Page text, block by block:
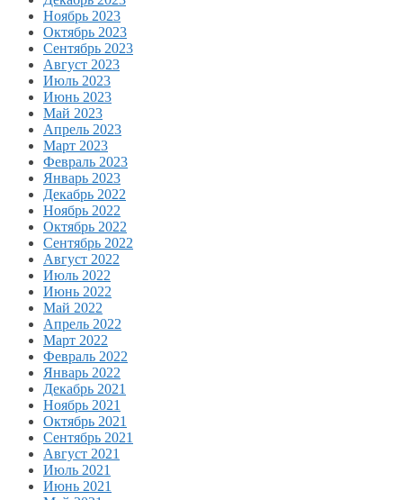
Ноябрь 2023
Октябрь 2023
Сентябрь 2023
Август 2023
Июль 2023
Июнь 2023
Май 2023
Апрель 2023
Март 2023
Февраль 2023
Январь 2023
Декабрь 2022
Ноябрь 2022
Октябрь 2022
Сентябрь 2022
Август 2022
Июль 2022
Июнь 2022
Май 2022
Апрель 2022
Март 2022
Февраль 2022
Январь 2022
Декабрь 2021
Ноябрь 2021
Октябрь 2021
Сентябрь 2021
Август 2021
Июль 2021
Июнь 2021